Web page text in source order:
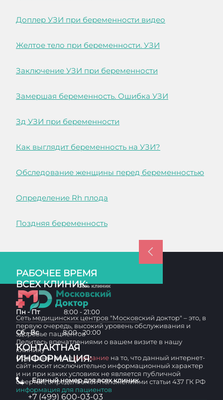
Доплер УЗИ при беременности видео
Желтое тело при беременности. УЗИ
Заключение УЗИ при беременности
Замершая беременность. Ошибка УЗИ
Зд УЗИ при беременности
Как выглядит беременность на УЗИ?
Обследование женщины перед беременностью
Определение Rh плода
Поздняя беременность
РАБОЧЕЕ ВРЕМЯ
ВСЕХ КЛИНИК:
Пн - Пт 8:00 - 21:00
Сб - Вс 8:00 - 20:00
КОНТАКТНАЯ
ИНФОРМАЦИЯ:
Единый номер для всех клиник
+7 (499) 600-03-03
Сеть медицинских центров "Московский доктор" – это, в
первую очередь, высокий уровень обслуживания и
здоровье пациентов
Делитесь впечатлениями о вашем визите в нашу
клинику
Обращаем вашевнимание на то, что данный интернет-
сайт носит исключительно информационный характер
и ни при каких условиях не является публичной
офертой, определяемой положениями статьи 437 ГК РФ
информация для пациентов